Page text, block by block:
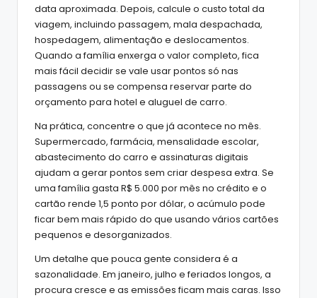
data aproximada. Depois, calcule o custo total da
viagem, incluindo passagem, mala despachada,
hospedagem, alimentação e deslocamentos.
Quando a família enxerga o valor completo, fica
mais fácil decidir se vale usar pontos só nas
passagens ou se compensa reservar parte do
orçamento para hotel e aluguel de carro.
Na prática, concentre o que já acontece no mês.
Supermercado, farmácia, mensalidade escolar,
abastecimento do carro e assinaturas digitais
ajudam a gerar pontos sem criar despesa extra. Se
uma família gasta R$ 5.000 por mês no crédito e o
cartão rende 1,5 ponto por dólar, o acúmulo pode
ficar bem mais rápido do que usando vários cartões
pequenos e desorganizados.
Um detalhe que pouca gente considera é a
sazonalidade. Em janeiro, julho e feriados longos, a
procura cresce e as emissões ficam mais caras. Isso